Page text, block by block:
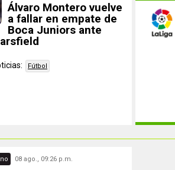
Álvaro Montero vuelve
a fallar en empate de
Boca Juniors ante
Fútbol
08 ago., 09:26 p.m.